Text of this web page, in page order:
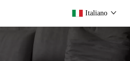
Italiano